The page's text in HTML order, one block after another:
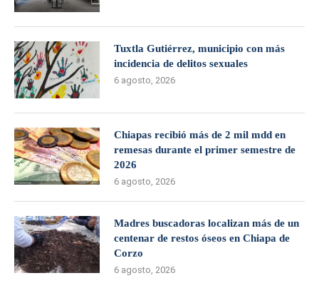
Tuxtla Gutiérrez, municipio con más
incidencia de delitos sexuales
6 agosto, 2026
Chiapas recibió más de 2 mil mdd en
remesas durante el primer semestre de
2026
6 agosto, 2026
Madres buscadoras localizan más de un
centenar de restos óseos en Chiapa de
Corzo
6 agosto, 2026